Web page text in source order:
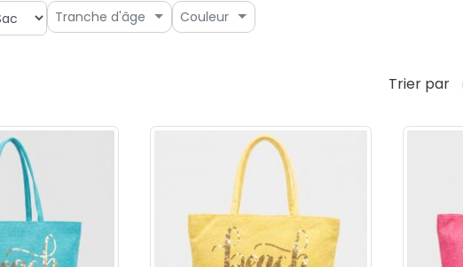
Tranche d'âge Couleur
Trier par